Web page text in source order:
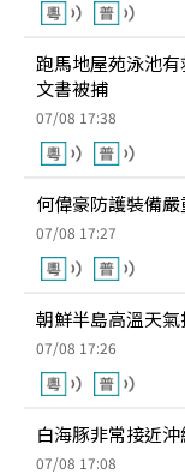
跑馬地屋苑泳池
文書被捕
07/08 17:38
何偉豪防護裝備
07/08 17:27
朝鮮半島高溫天
07/08 17:26
白海豚非常接近
07/08 17:08